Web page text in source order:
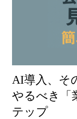
AI導入、そ
やるべき「
テップ